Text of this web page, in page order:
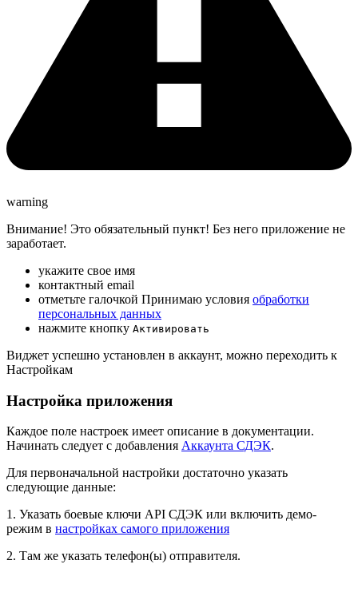
warning
Внимание! Это обязательный пункт! Без него приложение не
заработает.
укажите свое имя
контактный email
отметьте галочкой Принимаю условия обработки
персональных данных
нажмите кнопку Активировать
Виджет успешно установлен в аккаунт, можно переходить к
Настройкам
Настройка приложения
Каждое поле настроек имеет описание в документации.
Начинать следует с добавления Аккаунта СДЭК.
Для первоначальной настройки достаточно указать
следующие данные:
1. Указать боевые ключи API СДЭК или включить демо-
режим в настройках самого приложения
2. Там же указать телефон(ы) отправителя.